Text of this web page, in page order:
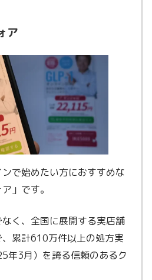
ア
で始めたい方におすすめな
」です。
く、全国に展開する実店舗
累計610万件以上の処方実
年3月）を誇る信頼のあるク